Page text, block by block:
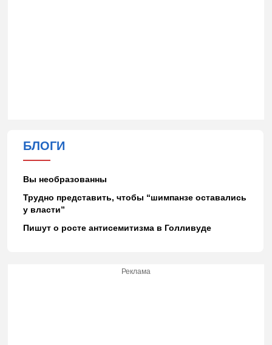
БЛОГИ
Вы необразованны
Трудно представить, чтобы “шимпанзе оставались
у власти”
Пишут о росте антисемитизма в Голливуде
Реклама